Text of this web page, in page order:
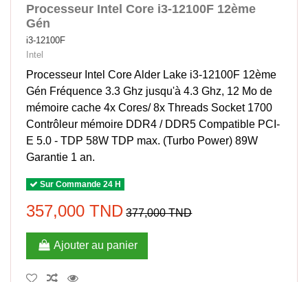
Processeur Intel Core i3-12100F 12ème
Gén
i3-12100F
Intel
Processeur Intel Core Alder Lake i3-12100F 12ème
Gén Fréquence 3.3 Ghz jusqu'à 4.3 Ghz, 12 Mo de
mémoire cache 4x Cores/ 8x Threads Socket 1700
Contrôleur mémoire DDR4 / DDR5 Compatible PCI-
E 5.0 - TDP 58W TDP max. (Turbo Power) 89W
Garantie 1 an.
Sur Commande 24 H
357,000 TND 377,000 TND
Ajouter au panier